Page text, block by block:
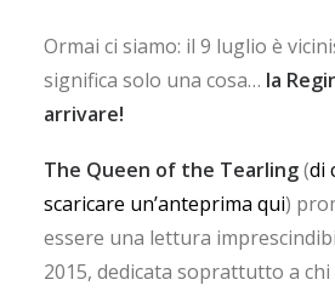
CHI SIAMO
DOWNLOAD
Ormai ci siamo: il 9 luglio è
significa solo una cosa… la
arrivare!
The Queen of the Tearling(di
scaricare un’anteprima qui)
essere una lettura
2015, dedicata soprattutto a